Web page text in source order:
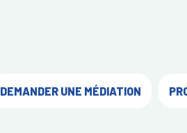
DEMANDER UNE MÉDIATION